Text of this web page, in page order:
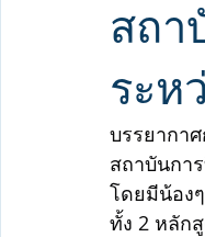
สถา
ระห
บรรยากา
สถาบันกา
โดยมีน้อง
ทั้ง 2 หลัก